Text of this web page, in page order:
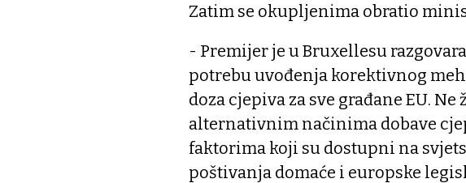
Zatim se okupljenima obratio
- Premijer je u Bruxellesu
potrebu uvođenja korektivnog
doza cjepiva za sve građane EU.
alternativnim načinima dobave
faktorima koji su dostupni na
poštivanja domaće i europske